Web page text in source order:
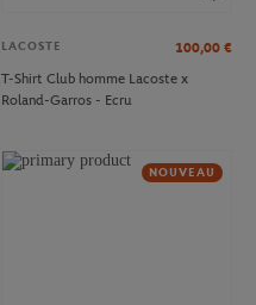
LACOSTE 100,00 €
T-Shirt Club homme Lacoste x
Roland-Garros - Ecru
NOUVEAU